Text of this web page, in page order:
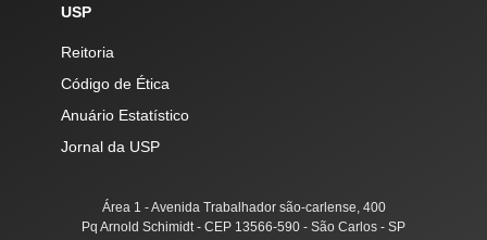
USP
Reitoria
Código de Ética
Anuário Estatístico
Jornal da USP
Área 1 - Avenida Trabalhador são-carlense, 400
Pq Arnold Schimidt - CEP 13566-590 - São Carlos - SP